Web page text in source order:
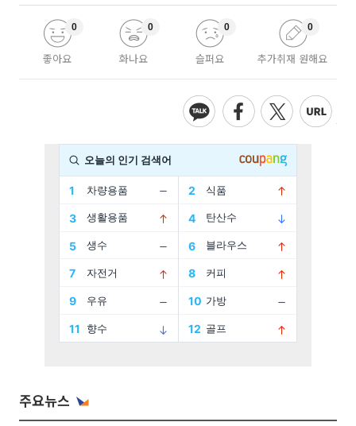
좋아요
0
화나요
0
슬퍼요
0
추가취재 원해요
0
주요뉴스